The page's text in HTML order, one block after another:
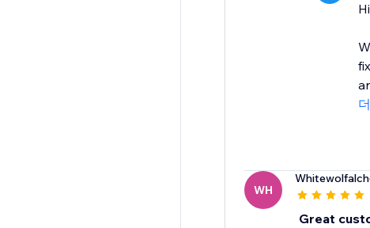
WH
Great